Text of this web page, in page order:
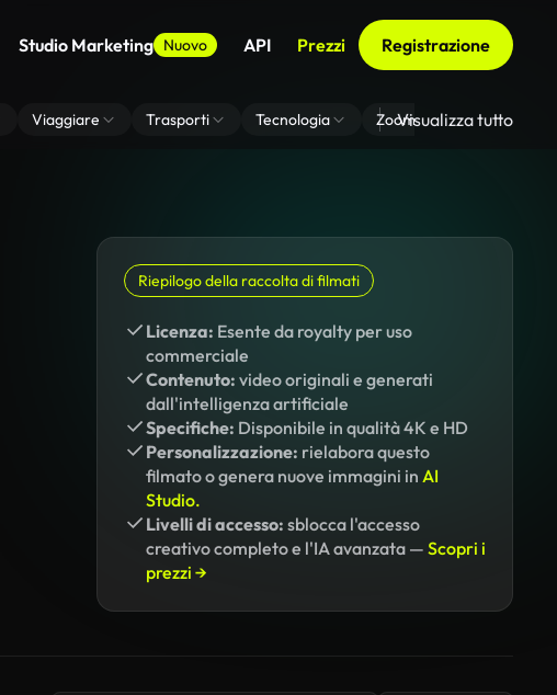
Studio Marketing Nuovo API Prezzi Registrazione
Viaggiare Trasporti Tecnologia Zoom Di Sfondo Virtuale
Visualizza tutto
Riepilogo della raccolta di filmati
Licenza: Esente da royalty per uso
commerciale
Contenuto: video originali e generati
dall'intelligenza artificiale
Specifiche: Disponibile in qualità 4K e HD
Personalizzazione: rielabora questo
filmato o genera nuove immagini in AI
Studio.
Livelli di accesso: sblocca l'accesso
creativo completo e l'IA avanzata — Scopri i
prezzi →